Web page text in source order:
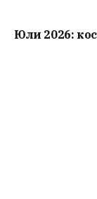
Юли 2026: